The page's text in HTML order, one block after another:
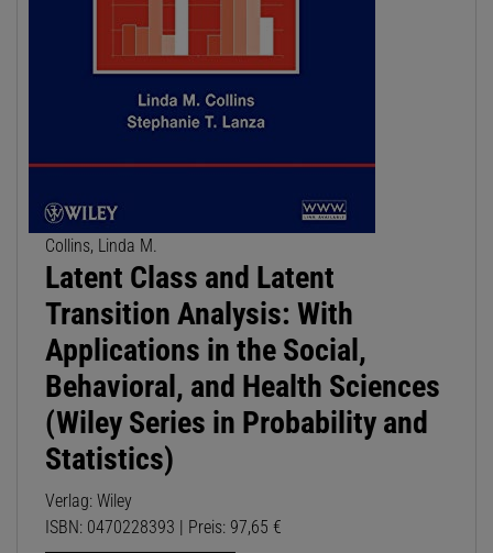
Collins, Linda M.
Latent Class and Latent
Transition Analysis: With
Applications in the Social,
Behavioral, and Health Sciences
(Wiley Series in Probability and
Statistics)
Verlag: Wiley
ISBN: 0470228393 | Preis: 97,65 €